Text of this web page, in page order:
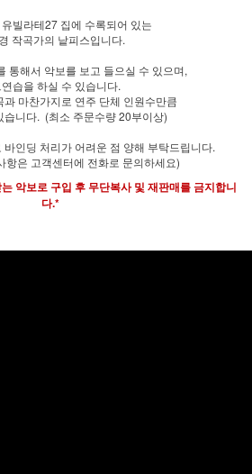
빌라테27 집에 수록되어 있는
작곡가의 낱피스입니다.
통해서 악보를 보고 들으실 수 있으며,
습을 하실 수 있습니다.
과 마찬가지로 연주 단체 인원수만큼
습니다. (최소 주문수량 20부이상)
인딩 처리가 어려운 점 양해 부탁드립니다.
항은 고객센터에 전화로 문의하세요)
악보로 구입 후 무단복사 및 재판매를 금지합니
다.*